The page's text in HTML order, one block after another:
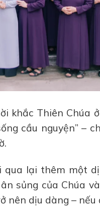
khắc Thiên Chúa
cầu nguyện” –
qua lại thêm một
sủng của Chúa
nên dịu dàng –